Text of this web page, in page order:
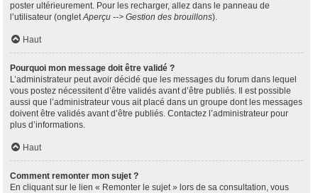
poster ultérieurement. Pour les recharger, allez dans le panneau de
l’utilisateur (ongletAperçu --> Gestion des brouillons).
Haut
Pourquoi mon message doit être validé ?
L’administrateur peut avoir décidé que les messages du forum dans lequel
vous postez nécessitent d’être validés avant d’être publiés. Il est possible
aussi que l’administrateur vous ait placé dans un groupe dont les messages
doivent être validés avant d’être publiés. Contactez l’administrateur pour
plus d’informations.
Haut
Comment remonter mon sujet ?
En cliquant sur le lien « Remonter le sujet » lors de sa consultation, vous